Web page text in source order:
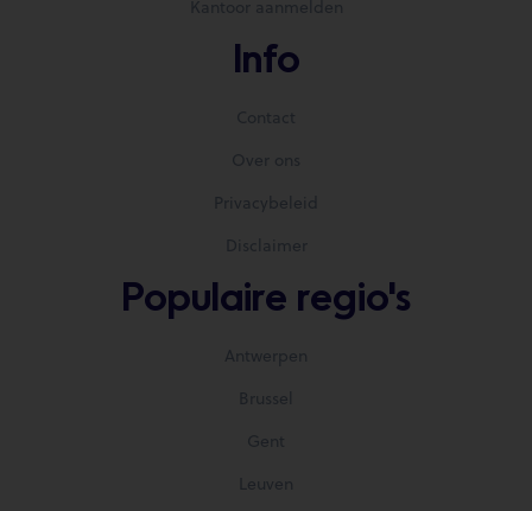
Kantoor aanmelden
Info
Contact
Over ons
Privacybeleid
Disclaimer
Populaire regio's
Antwerpen
Brussel
Gent
Leuven